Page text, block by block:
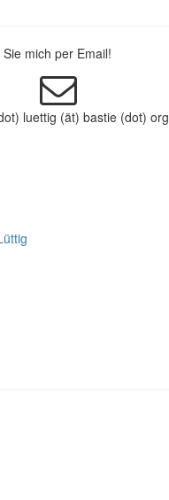
mich per Email!
luettig (ät) bastie (dot) org